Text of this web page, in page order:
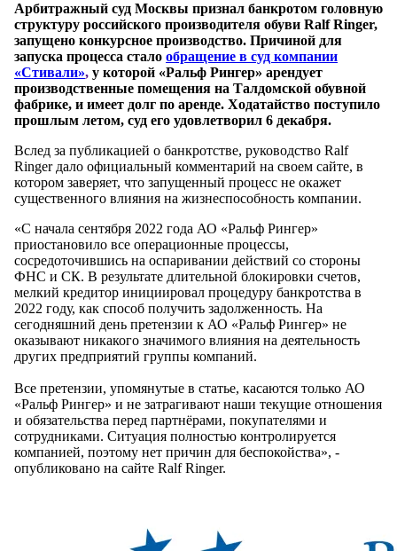
Арбитражный суд Москвы признал банкротом головную
структуру российского производителя обуви Ralf Ringer,
запущено конкурсное производство. Причиной для
запуска процесса стало обращение в суд компании
«Стивали», у которой «Ральф Рингер» арендует
производственные помещения на Талдомской обувной
фабрике, и имеет долг по аренде. Ходатайство поступило
прошлым летом, суд его удовлетворил 6 декабря.
Вслед за публикацией о банкротстве, руководство Ralf
Ringer дало официальный комментарий на своем сайте, в
котором заверяет, что запущенный процесс не окажет
существенного влияния на жизнеспособность компании.
«С начала сентября 2022 года АО «Ральф Рингер»
приостановило все операционные процессы,
сосредоточившись на оспаривании действий со стороны
ФНС и СК. В результате длительной блокировки счетов,
мелкий кредитор инициировал процедуру банкротства в
2022 году, как способ получить задолженность. На
сегодняшний день претензии к АО «Ральф Рингер» не
оказывают никакого значимого влияния на деятельность
других предприятий группы компаний.
Все претензии, упомянутые в статье, касаются только АО
«Ральф Рингер» и не затрагивают наши текущие отношения
и обязательства перед партнёрами, покупателями и
сотрудниками. Ситуация полностью контролируется
компанией, поэтому нет причин для беспокойства», -
опубликовано на сайте Ralf Ringer.